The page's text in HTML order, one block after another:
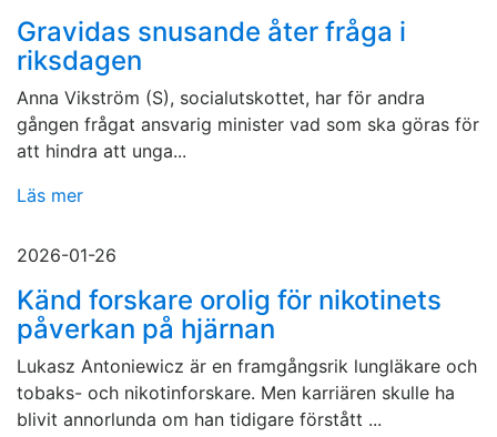
Gravidas snusande åter fråga i
riksdagen
Anna Vikström (S), socialutskottet, har för andra
gången frågat ansvarig minister vad som ska göras för
att hindra att unga...
Läs mer
2026-01-26
Känd forskare orolig för nikotinets
påverkan på hjärnan
Lukasz Antoniewicz är en framgångsrik lungläkare och
tobaks- och nikotinforskare. Men karriären skulle ha
blivit annorlunda om han tidigare förstått ...